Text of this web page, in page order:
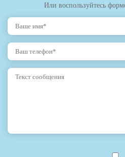
Или воспользуйтесь